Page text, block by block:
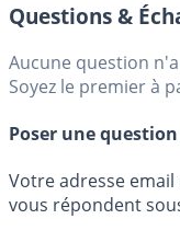
Questions &
Aucune question
Soyez le premier à
Poser une
Votre adresse
vous répondent